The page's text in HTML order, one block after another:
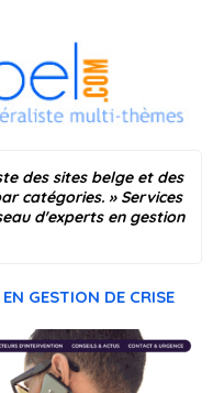
des sites belge et des
catégories. » Services
d'experts en gestion
GESTION DE CRISE